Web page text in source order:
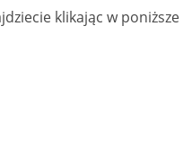
klikając w poniższe